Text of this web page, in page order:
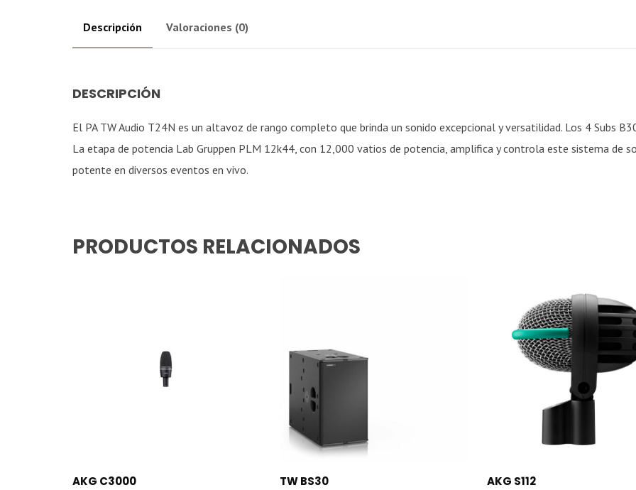
Descripción Valoraciones (0)
DESCRIPCIÓN
El PA TW Audio T24N es un altavoz de rango completo que brinda un sonido excepcional y versatilidad. Los 4 Subs
La etapa de potencia Lab Gruppen PLM 12k44, con 12,000 vatios de potencia, amplifica y controla este sistema de
potente en diversos eventos en vivo.
PRODUCTOS RELACIONADOS
AKG C3000 TW BS30 AKG S112